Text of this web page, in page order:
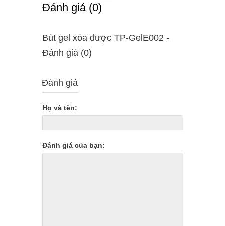
Ðánh giá (0)
Bút gel xóa được TP-GelE002 -
Ðánh giá (0)
Đánh giá
Họ và tên:
Đánh giá của bạn: